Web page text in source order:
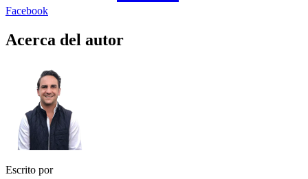
Facebook
Acerca del autor
Escrito por